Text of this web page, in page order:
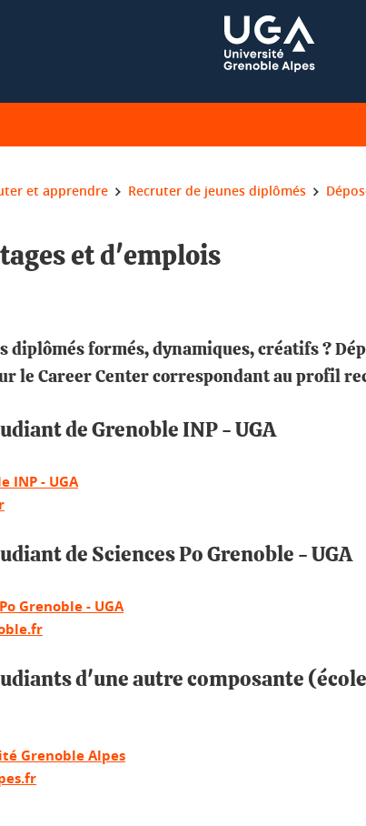
et apprendre Recruter de jeunes diplômés
et d'emplois
diplômés formés, dynamiques, créatifs ?
le Career Center correspondant au profil
de Grenoble INP - UGA
INP - UGA
de Sciences Po Grenoble - UGA
Grenoble - UGA
d'une autre composante
Grenoble Alpes